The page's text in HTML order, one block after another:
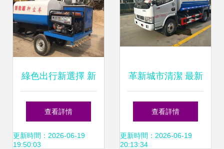
綠色出行新選擇 新
能源環衛霧炮灑水
車與小電動四輪灑
查看詳情
更新時間：2026-06-19
19:50:03
革新城市清潔 最新
款智能灑水車全面
解析
查看詳情
更新時間：2026-06-19
20:13:34